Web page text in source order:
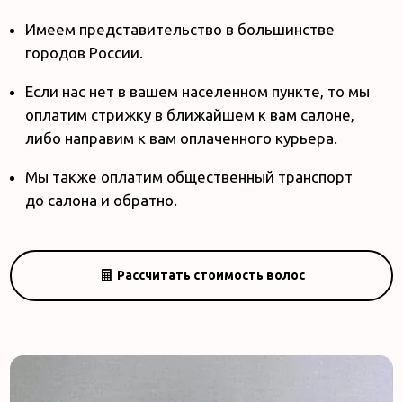
Имеем представительство в большинстве
городов России.
Если нас нет в вашем населенном пункте, то мы
оплатим стрижку в ближайшем к вам салоне,
либо направим к вам оплаченного курьера.
Мы также оплатим общественный транспорт
до салона и обратно.
Рассчитать стоимость волос